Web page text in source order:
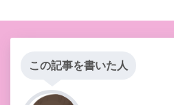
この記事を書いた人